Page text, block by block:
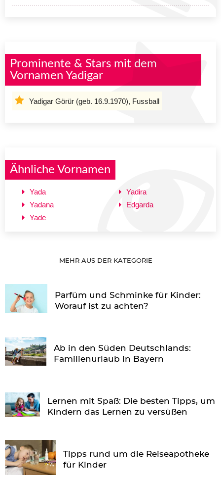
Prominente & Stars mit dem
Vornamen Yadigar
Yadigar Görür (geb. 16.9.1970), Fussball
Ähnliche Vornamen
Yada
Yadana
Yade
Yadira
Edgarda
MEHR AUS DER KATEGORIE
Parfüm und Schminke für Kinder:
Worauf ist zu achten?
Ab in den Süden Deutschlands:
Familienurlaub in Bayern
Lernen mit Spaß: Die besten Tipps, um
Kindern das Lernen zu versüßen
Tipps rund um die Reiseapotheke
für Kinder